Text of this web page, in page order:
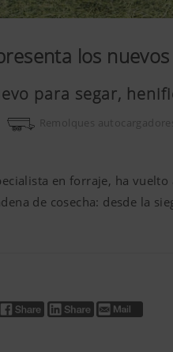
los
para segar,
Remolques autocargadores
en forraje, ha
de cosecha: desde la